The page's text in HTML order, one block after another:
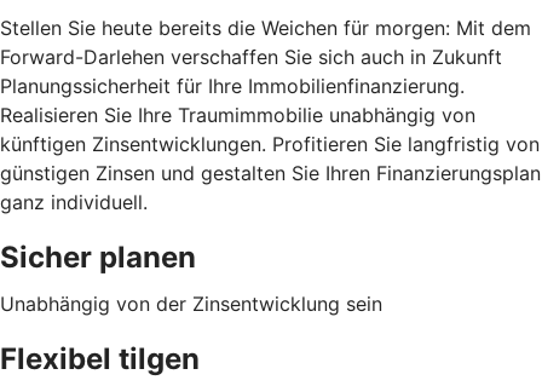
Stellen Sie heute bereits die Weichen für morgen: Mit dem
Forward-Darlehen verschaffen Sie sich auch in Zukunft
Planungssicherheit für Ihre Immobilienfinanzierung.
Realisieren Sie Ihre Traumimmobilie unabhängig von
künftigen Zinsentwicklungen. Profitieren Sie langfristig von
günstigen Zinsen und gestalten Sie Ihren Finanzierungsplan
ganz individuell.
Sicher planen
Unabhängig von der Zinsentwicklung sein
Flexibel tilgen